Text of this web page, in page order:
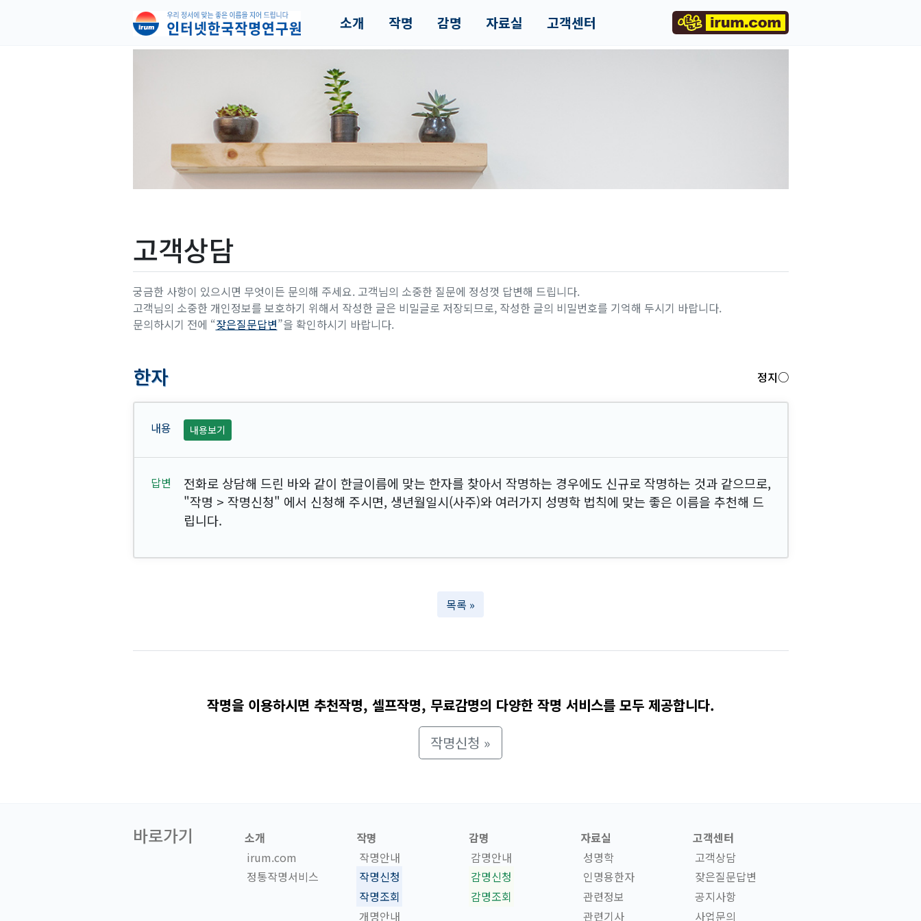
소개 작명 감명 자료실 고객센터
고객상담
궁금한 사항이 있으시면 무엇이든 문의해 주세요. 고객님의 소중한 질문에 정성껏 답변해 드립니다.
고객님의 소중한 개인정보를 보호하기 위해서 작성한 글은 비밀글로 저장되므로, 작성한 글의 비밀번호를 기억해 두시기 바랍니다.
문의하시기 전에 “잦은질문답변”을 확인하시기 바랍니다.
한자 정지○
내용보기
전화로 상담해 드린 바와 같이 한글이름에 맞는 한자를 찾아서 작명하는 경우에도 신규로 작명하는 것과 같으므로,
"작명 > 작명신청" 에서 신청해 주시면, 생년월일시(사주)와 여러가지 성명학 법칙에 맞는 좋은 이름을 추천해 드
립니다.
목록 »
작명을 이용하시면 추천작명, 셀프작명, 무료감명의 다양한 작명 서비스를 모두 제공합니다.
작명신청 »
바로가기
소개
irum.com
정통작명서비스
작명
작명안내
작명신청
작명조회
개명안내
감명
감명안내
감명신청
감명조회
자료실
성명학
인명용한자
관련정보
관련기사
고객센터
고객상담
잦은질문답변
공지사항
사업문의